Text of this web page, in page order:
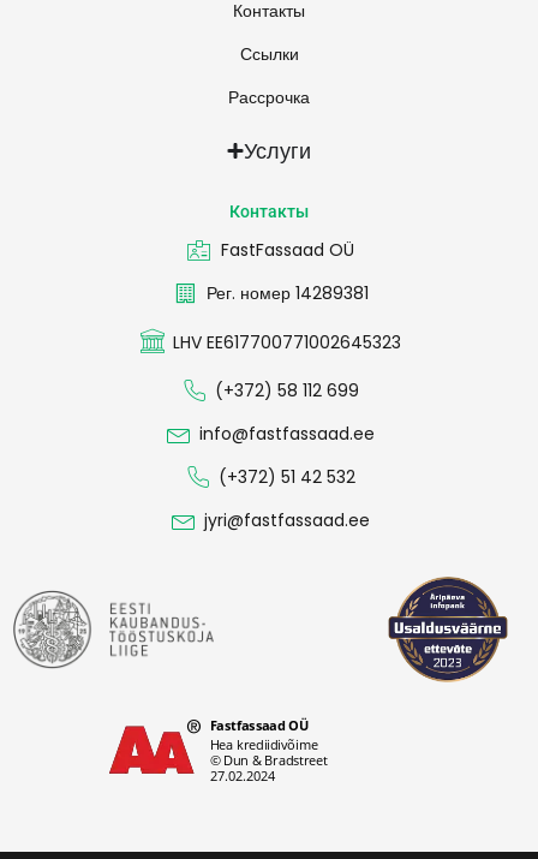
Контакты
Ссылки
Рассрочка
Услуги
Контакты
FastFassaad OÜ
Рег. номер 14289381
LHV EE617700771002645323
(+372) 58 112 699
info@fastfassaad.ee
(+372) 51 42 532
jyri@fastfassaad.ee